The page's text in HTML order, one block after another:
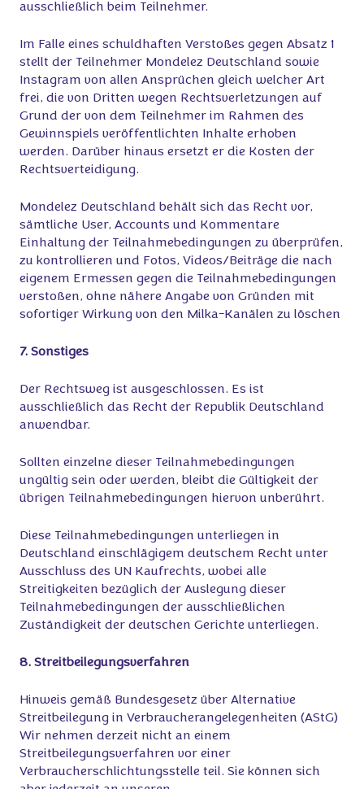
ausschließlich beim Teilnehmer.
Im Falle eines schuldhaften Verstoßes gegen Absatz 1
stellt der Teilnehmer Mondelez Deutschland sowie
Instagram von allen Ansprüchen gleich welcher Art
frei, die von Dritten wegen Rechtsverletzungen auf
Grund der von dem Teilnehmer im Rahmen des
Gewinnspiels veröffentlichten Inhalte erhoben
werden. Darüber hinaus ersetzt er die Kosten der
Rechtsverteidigung.
Mondelez Deutschland behält sich das Recht vor,
sämtliche User, Accounts und Kommentare
Einhaltung der Teilnahmebedingungen zu überprüfen,
zu kontrollieren und Fotos, Videos/Beiträge die nach
eigenem Ermessen gegen die Teilnahmebedingungen
verstoßen, ohne nähere Angabe von Gründen mit
sofortiger Wirkung von den Milka-Kanälen zu löschen
7. Sonstiges
Der Rechtsweg ist ausgeschlossen. Es ist
ausschließlich das Recht der Republik Deutschland
anwendbar.
Sollten einzelne dieser Teilnahmebedingungen
ungültig sein oder werden, bleibt die Gültigkeit der
übrigen Teilnahmebedingungen hiervon unberührt.
Diese Teilnahmebedingungen unterliegen in
Deutschland einschlägigem deutschem Recht unter
Ausschluss des UN Kaufrechts, wobei alle
Streitigkeiten bezüglich der Auslegung dieser
Teilnahmebedingungen der ausschließlichen
Zuständigkeit der deutschen Gerichte unterliegen.
8. Streitbeilegungsverfahren
Hinweis gemäß Bundesgesetz über Alternative
Streitbeilegung in Verbraucherangelegenheiten (AStG)
Wir nehmen derzeit nicht an einem
Streitbeilegungsverfahren vor einer
Verbraucherschlichtungsstelle teil. Sie können sich